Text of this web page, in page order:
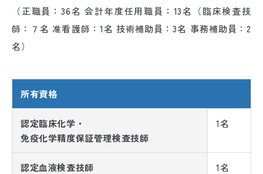
（正職員：36名 会計年度任用職員：13名（臨床検査技
師：７名 准看護師：1名 技術補助員：3名 事務補助員：2
名）
所有資格
認定臨床化学・
免疫化学精度保証管理検査技師
1名
認定血液検査技師 1名